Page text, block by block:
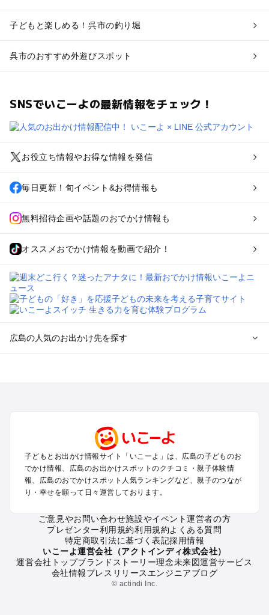
子どもと楽しめる！呉市の釣り堀
呉市のおすすめ外遊びスポット
SNSでいこーよの最新情報をチェック！
お役立ち情報やお得な情報を発信
毎日更新！旬イベント&お得情報も
無料招待企画や話題のおでかけ情報も
オススメおでかけ情報を動画で紹介！
広島の人気のお出かけ先を探す
三次・庄原・三段峡・世羅・芸北のプールお出かけ
広島の定番お出かけスポット
広島の遊園地
広島の動物園
広島の釣り
広島の牧場
広島のプール
広島のアスレチック
広島の公園・総合公園
子どもとお出かけ情報サイト「いこーよ」は、広島の子どものお
でかけ情報、広島のお出かけスポットのクチコミ・親子体験情
報、広島のおでかけスポット人気ランキングなど、親子のつなが
り・幸せを願って日々運営しております。
ご意見やお問い合わせ施設やイベント運営者の方
プレゼンター利用規約利用規約よくある質問
特定商取引法に基づく表記採用情報
いこーよ運営会社（アクトインディ株式会社）
運営会社トップブランドストーリー理念未来図運営サービス
会社情報プレスリリース エンジニアブログ
© actindi Inc.